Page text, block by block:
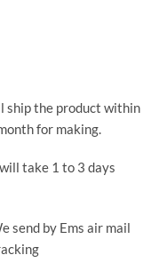
ship the product within
for making.
take 1 to 3 days
send by Ems air mail